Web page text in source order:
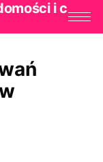
i c